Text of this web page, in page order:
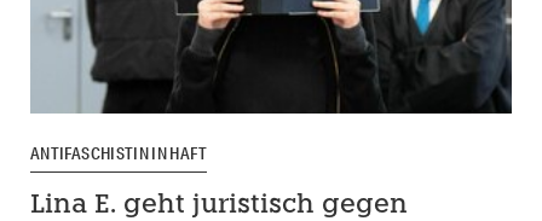
ANTIFASCHISTIN IN HAFT
Lina E. geht juristisch gegen